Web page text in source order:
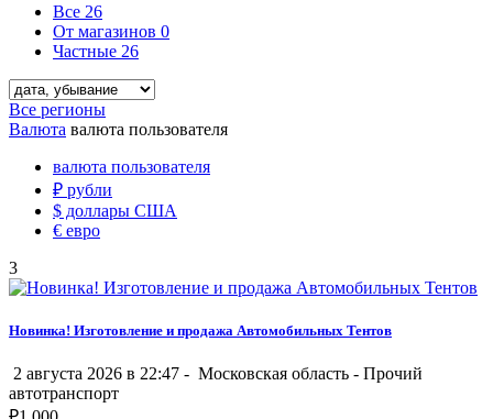
Все 26
От магазинов 0
Частные 26
Все регионы
Валюта валюта пользователя
валюта пользователя
₽ рубли
$ доллары США
€ евро
3
Новинка! Изготовление и продажа Автомобильных Тентов
2 августа 2026 в 22:47 - Московская область - Прочий
автотранспорт